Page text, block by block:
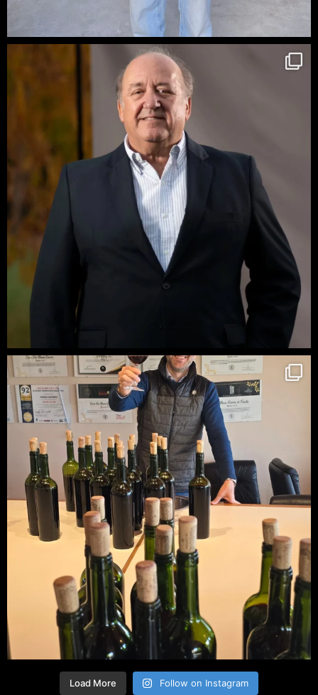
Load More Follow on Instagram